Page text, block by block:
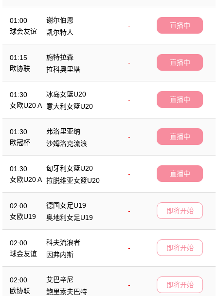
01:00
球会友谊
谢尔伯恩
-
凯尔特人
直播中
01:15
欧协联
施特拉森
-
拉科奥里塔
直播中
01:30
女欧U20 A
冰岛女篮U20
-
意大利女篮U20
直播中
01:30
欧冠杯
弗洛里亚纳
-
沙姆洛克流浪
直播中
01:30
女欧U20 A
匈牙利女篮U20
-
拉脱维亚女篮U20
直播中
02:00
女欧U19
德国女足U19
-
奥地利女足U19
即将开始
02:00
球会友谊
科夫流浪者
-
因弗内斯
即将开始
02:00
欧协联
艾巴辛尼
-
鲍里索夫巴特
即将开始